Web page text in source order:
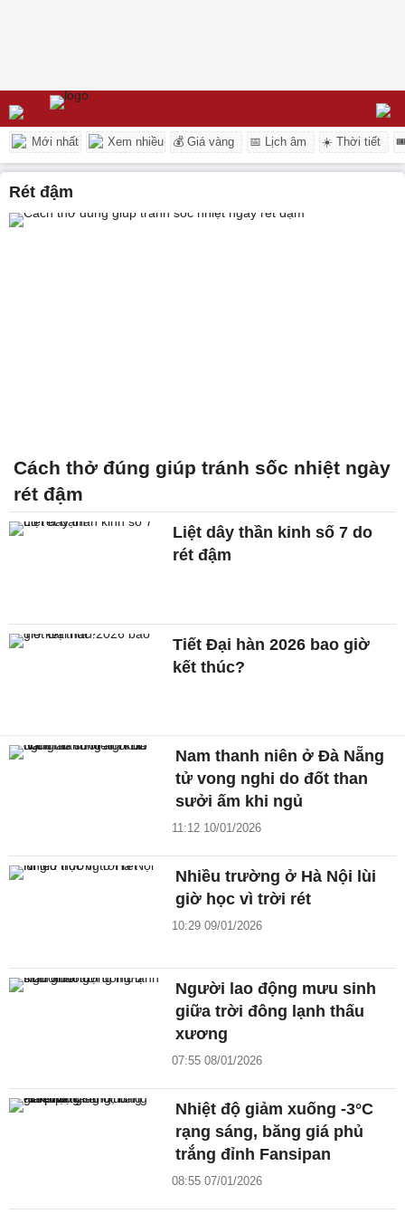
Mới nhất Xem nhiều 💰 Giá vàng 📅 Lịch âm ☀️ Thời tiết
rét đậm
Cách thở đúng giúp tránh sốc nhiệt ngày
rét đậm
Liệt dây thần kinh số 7 do
rét đậm
Tiết Đại hàn 2026 bao giờ
kết thúc?
Nam thanh niên ở Đà Nẵng
tử vong nghi do đốt than
sưởi ấm khi ngủ
11:12 10/01/2026
Nhiều trường ở Hà Nội lùi
giờ học vì trời rét
10:29 09/01/2026
Người lao động mưu sinh
giữa trời đông lạnh thấu
xương
07:55 08/01/2026
Nhiệt độ giảm xuống -3°C
rạng sáng, băng giá phủ
trắng đỉnh Fansipan
08:55 07/01/2026